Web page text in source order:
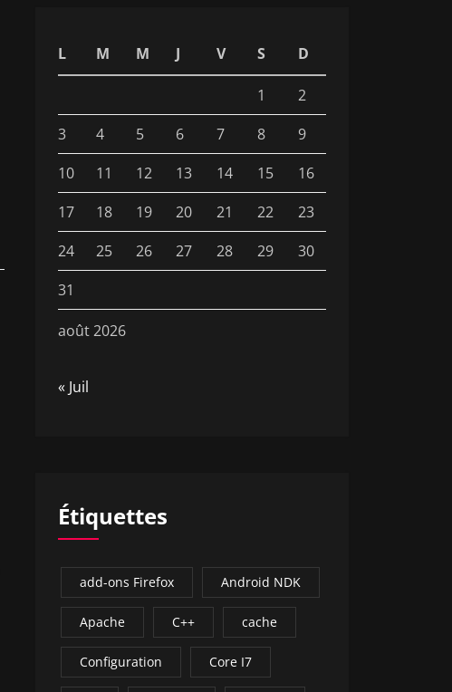
août 2026
L M M J V S D
1
2
3
4 5 6 7 8
9
10
11 12 13 14 15
16
17
18 19 20 21 22
23
24
25 26 27 28 29
30
31
« Juil
Étiquettes
add-ons Firefox Android NDK
Apache C++ cache
Configuration Core I7